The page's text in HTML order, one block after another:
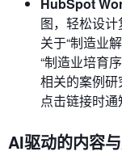
图，轻松设
关于“制造业
“制造业培育
相关的案例
点击链接时通
AI驱动的内容